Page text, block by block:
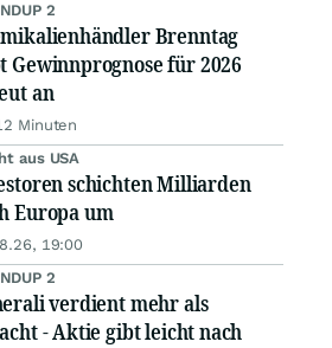
2
Brenntag
Gewinnprognose für 2026
an
Minuten
aus USA
schichten Milliarden
Europa um
19:00
2
verdient mehr als
- Aktie gibt leicht nach